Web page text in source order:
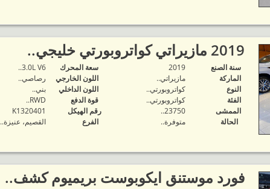
2019 مازيراتي كواتروبورتي خليجي..
سنة الصنع
2019
الماركة
مازيراتي..
النوع
كواتروبورتي..
الفئة
كواتروبورتي..
الممشى
23750..
الحالة
متوفرة‬..
‬سعة المحرك
3.0L V6..
اللون الخارجي
رصاصي..
اللون الداخلي
بني..
قوة الدفع
RWD..
رقم الهيكل
K1320401
الفرع
القصيم، عنيزة..
فورد موستنق ايكوبوست بريميوم كشف..